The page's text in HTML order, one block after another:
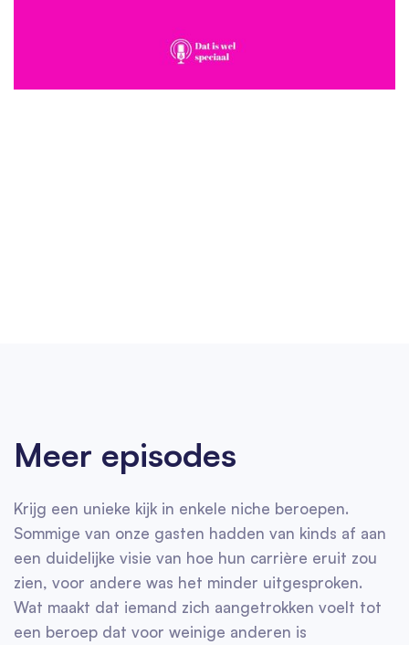
Meer episodes
Krijg een unieke kijk in enkele niche beroepen.
Sommige van onze gasten hadden van kinds af aan
een duidelijke visie van hoe hun carrière eruit zou
zien, voor andere was het minder uitgesproken.
Wat maakt dat iemand zich aangetrokken voelt tot
een beroep dat voor weinige anderen is